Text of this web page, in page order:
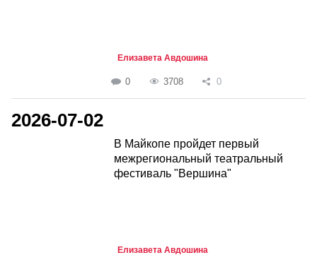
Елизавета Авдошина
0 3708 0
2026-07-02
В Майкопе пройдет первый
межрегиональный театральный
фестиваль "Вершина"
Елизавета Авдошина